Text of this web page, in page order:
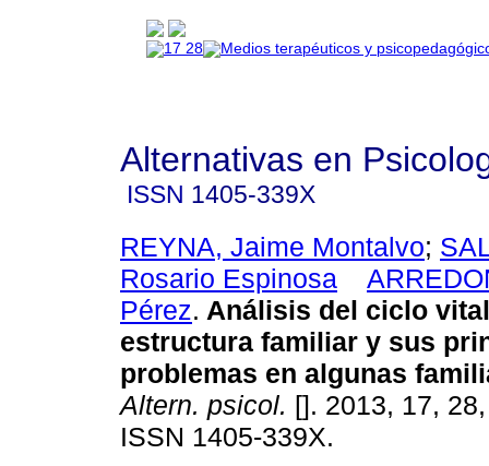
Alternativas en
ISSN 1405-339X
REYNA, Jaime Montalvo;
Rosario Espinosa
Pérez. Análisis del ciclo
estructura familiar y sus
problemas en algunas
Altern. psicol. []. 2013, 17,
ISSN 1405-339X.